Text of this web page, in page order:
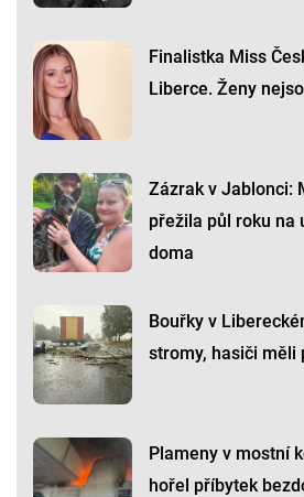
Finalistka Miss
Liberce. Ženy
Zázrak v Jablonci:
přežila půl roku na
doma
Bouřky v
stromy, hasiči měli
Plameny v mostní
hořel příbytek